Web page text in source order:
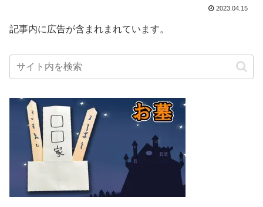
2023.04.15
記事内に広告が含まれまれています。